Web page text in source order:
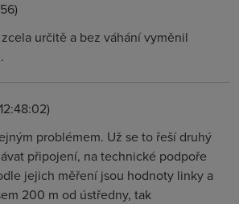
určitě a bez váhání vyměnil
problémem. Už se to řeší druhý
připojení, na technické podpoře
jejich měření jsou hodnoty linky a
200 m od ústředny, tak